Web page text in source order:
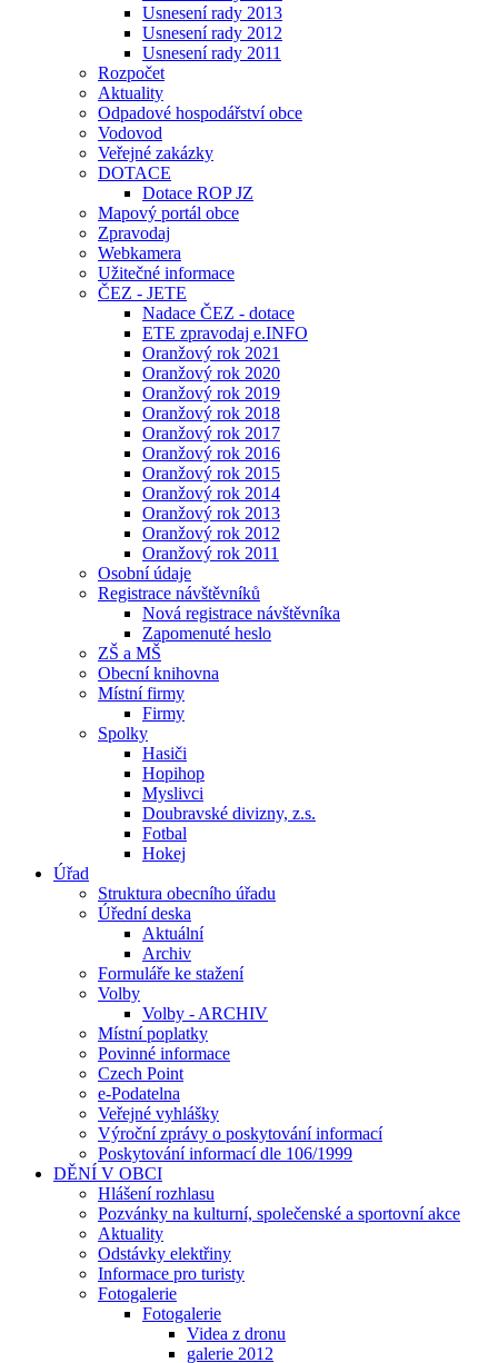
Usnesení rady 2013
Usnesení rady 2012
Usnesení rady 2011
Rozpočet
Aktuality
Odpadové hospodářství obce
Vodovod
Veřejné zakázky
DOTACE
Dotace ROP JZ
Mapový portál obce
Zpravodaj
Webkamera
Užitečné informace
ČEZ - JETE
Nadace ČEZ - dotace
ETE zpravodaj e.INFO
Oranžový rok 2021
Oranžový rok 2020
Oranžový rok 2019
Oranžový rok 2018
Oranžový rok 2017
Oranžový rok 2016
Oranžový rok 2015
Oranžový rok 2014
Oranžový rok 2013
Oranžový rok 2012
Oranžový rok 2011
Osobní údaje
Registrace návštěvníků
Nová registrace návštěvníka
Zapomenuté heslo
ZŠ a MŠ
Obecní knihovna
Místní firmy
Firmy
Spolky
Hasiči
Hopihop
Myslivci
Doubravské divizny, z.s.
Fotbal
Hokej
Úřad
Struktura obecního úřadu
Úřední deska
Aktuální
Archiv
Formuláře ke stažení
Volby
Volby - ARCHIV
Místní poplatky
Povinné informace
Czech Point
e-Podatelna
Veřejné vyhlášky
Výroční zprávy o poskytování informací
Poskytování informací dle 106/1999
DĚNÍ V OBCI
Hlášení rozhlasu
Pozvánky na kulturní, společenské a sportovní akce
Aktuality
Odstávky elektřiny
Informace pro turisty
Fotogalerie
Fotogalerie
Videa z dronu
galerie 2012